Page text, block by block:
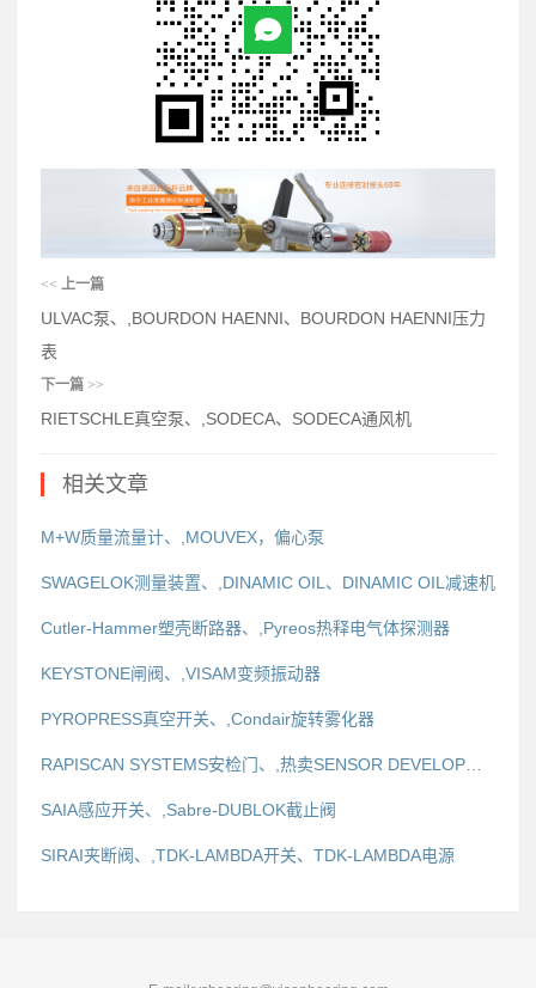
<< 上一篇
ULVAC泵、,BOURDON HAENNI、BOURDON HAENNI压力
表
下一篇 >>
RIETSCHLE真空泵、,SODECA、SODECA通风机
相关文章
M+W质量流量计、,MOUVEX，偏心泵
SWAGELOK测量装置、,DINAMIC OIL、DINAMIC OIL减速机
Cutler-Hammer塑壳断路器、,Pyreos热释电气体探测器
KEYSTONE闸阀、,VISAM变频振动器
PYROPRESS真空开关、,Condair旋转雾化器
SAIA感应开关、,Sabre-DUBLOK截止阀
SIRAI夹断阀、,TDK-LAMBDA开关、TDK-LAMBDA电源